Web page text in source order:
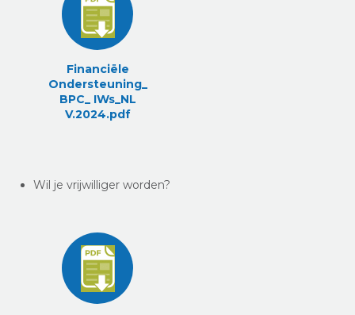
Financiële
Ondersteuning_
BPC_ IWs_NL
V.2024.pdf
Wil je vrijwilliger worden?